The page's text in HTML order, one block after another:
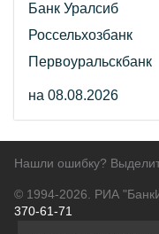
Банк Уралсиб
Россельхозбанк
Первоуральскбанк
на 08.08.2026
Нашли ошибку?
© 1994-2026. РИА
370-61-71